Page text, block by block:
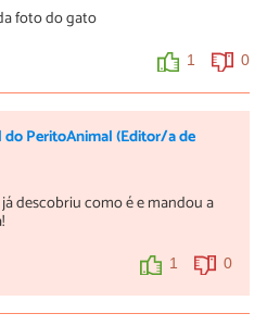
foto do gato
1 0
do PeritoAnimal (Editor/a de
descobriu como é e mandou a
1 0